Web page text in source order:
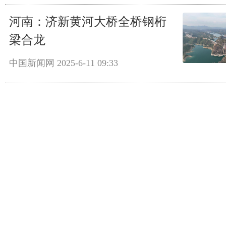
河南：济新黄河大桥全桥钢桁
梁合龙
中国新闻网 2025-6-11 09:33